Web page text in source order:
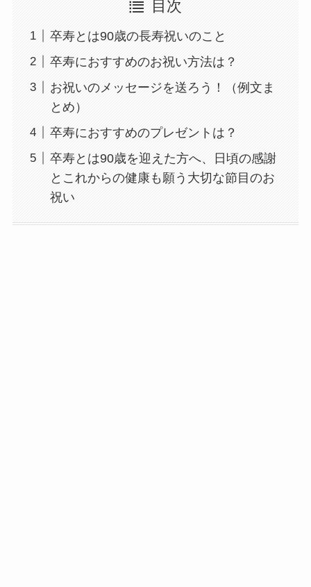
目次
卒寿とは90歳の長寿祝いのこと
卒寿におすすめのお祝い方法は？
お祝いのメッセージを送ろう！（例文ま
とめ）
卒寿におすすめのプレゼントは？
卒寿とは90歳を迎えた方へ、日頃の感謝
とこれからの健康も願う大切な節目のお
祝い